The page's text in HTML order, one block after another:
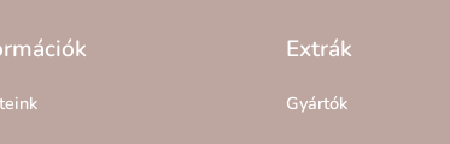
Extrák
Gyártók